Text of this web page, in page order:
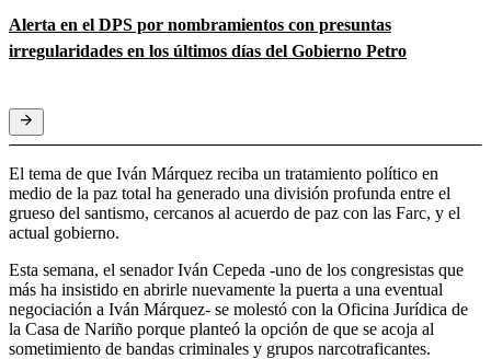
Alerta en el DPS por nombramientos con presuntas
irregularidades en los últimos días del Gobierno Petro
El tema de que Iván Márquez reciba un tratamiento político en
medio de la paz total ha generado una división profunda entre el
grueso del santismo, cercanos al acuerdo de paz con las Farc, y el
actual gobierno.
Esta semana, el senador Iván Cepeda -uno de los congresistas que
más ha insistido en abrirle nuevamente la puerta a una eventual
negociación a Iván Márquez- se molestó con la Oficina Jurídica de
la Casa de Nariño porque planteó la opción de que se acoja al
sometimiento de bandas criminales y grupos narcotraficantes.